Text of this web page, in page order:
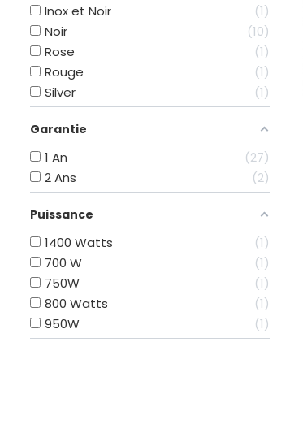
Inox et Noir
1
Noir
10
Rose
1
Rouge
1
Silver
1
Garantie
1 An
27
2 Ans
2
Puissance
1400 Watts
1
700 W
1
750W
1
800 Watts
1
950W
1